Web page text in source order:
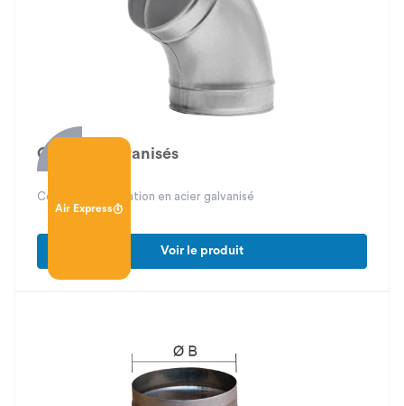
Air Express
Coudes galvanisés
Coudes de dérivation en acier galvanisé
Voir le produit